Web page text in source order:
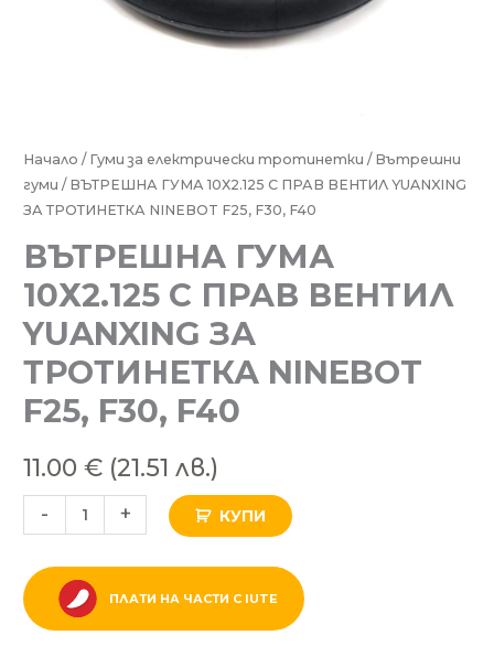
Начало / Гуми за електрически тротинетки / Вътрешни
гуми / ВЪТРЕШНА ГУМА 10Х2.125 С ПРАВ ВЕНТИЛ YUANXING
ЗА ТРОТИНЕТКА NINEBOT F25, F30, F40
ВЪТРЕШНА ГУМА
10Х2.125 С ПРАВ ВЕНТИЛ
YUANXING ЗА
ТРОТИНЕТКА NINEBOT
F25, F30, F40
11.00€ (21.51 лв.)
-
количество
за
ВЪТРЕШНА
ГУМА
10Х2.125
ПРАВ
YUANXING
ЗА
NINEBOT
F30,
+ КУПИ
ПЛАТИ НА ЧАСТИ С IUTE